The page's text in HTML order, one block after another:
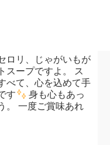
ロリ、じゃがいもが
スープですよ。 ス
べて、心を込めて手
す
身も心もあっ
。 一度ご賞味あれ